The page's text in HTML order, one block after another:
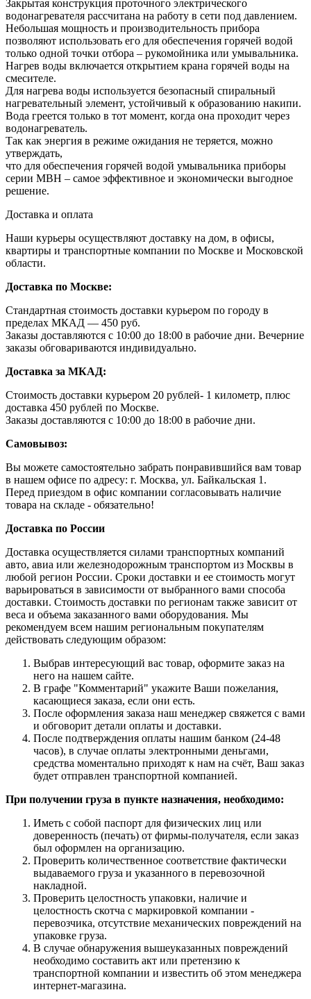
Закрытая конструкция проточного электрического
водонагревателя рассчитана на работу в сети под давлением.
Небольшая мощность и производительность прибора
позволяют использовать его для обеспечения горячей водой
только одной точки отбора – рукомойника или умывальника.
Нагрев воды включается открытием крана горячей воды на
смесителе.
Для нагрева воды используется безопасный спиральный
нагревательный элемент, устойчивый к образованию накипи.
Вода греется только в тот момент, когда она проходит через
водонагреватель.
Так как энергия в режиме ожидания не теряется, можно
утверждать,
что для обеспечения горячей водой умывальника приборы
серии MBH – самое эффективное и экономически выгодное
решение.
Доставка и оплата
Наши курьеры осуществляют доставку на дом, в офисы,
квартиры и транспортные компании по Москве и Московской
области.
Доставка по Москве:
Стандартная стоимость доставки курьером по городу в
пределах МКАД — 450 руб.
Заказы доставляются с 10:00 до 18:00 в рабочие дни. Вечерние
заказы обговариваются индивидуально.
Доставка за МКАД:
Стоимость доставки курьером 20 рублей- 1 километр, плюс
доставка 450 рублей по Москве.
Заказы доставляются с 10:00 до 18:00 в рабочие дни.
Самовывоз:
Вы можете самостоятельно забрать понравившийся вам товар
в нашем офисе по адресу: г. Москва, ул. Байкальская 1.
Перед приездом в офис компании согласовывать наличие
товара на складе - обязательно!
Доставка по России
Доставка осуществляется силами транспортных компаний
авто, авиа или железнодорожным транспортом из Москвы в
любой регион России. Сроки доставки и ее стоимость могут
варьироваться в зависимости от выбранного вами способа
доставки. Стоимость доставки по регионам также зависит от
веса и объема заказанного вами оборудования. Мы
рекомендуем всем нашим региональным покупателям
действовать следующим образом:
Выбрав интересующий вас товар, оформите заказ на
него на нашем сайте.
В графе "Комментарий" укажите Ваши пожелания,
касающиеся заказа, если они есть.
После оформления заказа наш менеджер свяжется с вами
и обговорит детали оплаты и доставки.
После подтверждения оплаты нашим банком (24-48
часов), в случае оплаты электронными деньгами,
средства моментально приходят к нам на счёт, Ваш заказ
будет отправлен транспортной компанией.
При получении груза в пункте назначения, необходимо:
Иметь с собой паспорт для физических лиц или
доверенность (печать) от фирмы-получателя, если заказ
был оформлен на организацию.
Проверить количественное соответствие фактически
выдаваемого груза и указанного в перевозочной
накладной.
Проверить целостность упаковки, наличие и
целостность скотча с маркировкой компании -
перевозчика, отсутствие механических повреждений на
упаковке груза.
В случае обнаружения вышеуказанных повреждений
необходимо составить акт или претензию к
транспортной компании и известить об этом менеджера
интернет-магазина.